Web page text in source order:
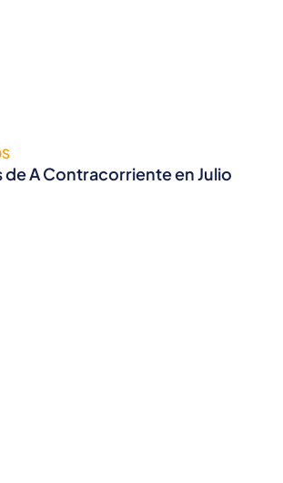
A Contracorriente en Julio